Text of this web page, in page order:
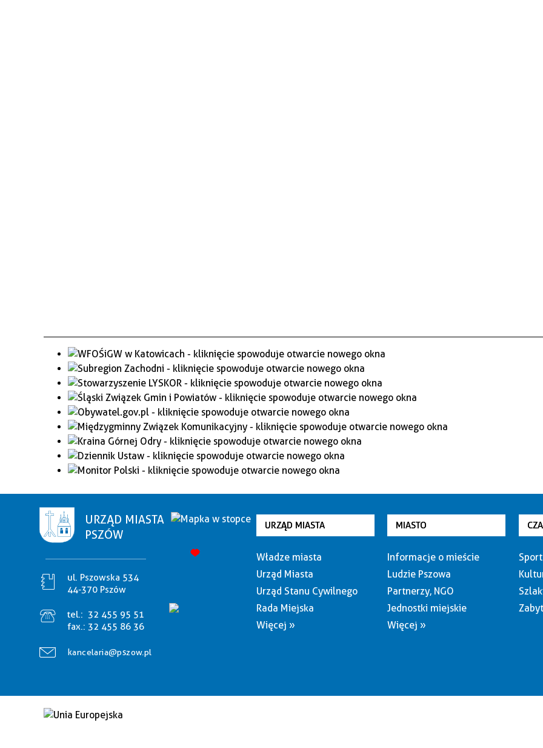
URZĄD MIASTA
PSZÓW
ul. Pszowska 534
44-370 Pszów
tel.: 32 455 95 51
fax.: 32 455 86 36
kancelaria@pszow.pl
URZĄD MIASTA
Władze miasta
Urząd Miasta
Urząd Stanu Cywilnego
Rada Miejska
Więcej »
MIASTO
Informacje o mieście
Ludzie Pszowa
Partnerzy, NGO
Jednostki miejskie
Więcej »
Sport